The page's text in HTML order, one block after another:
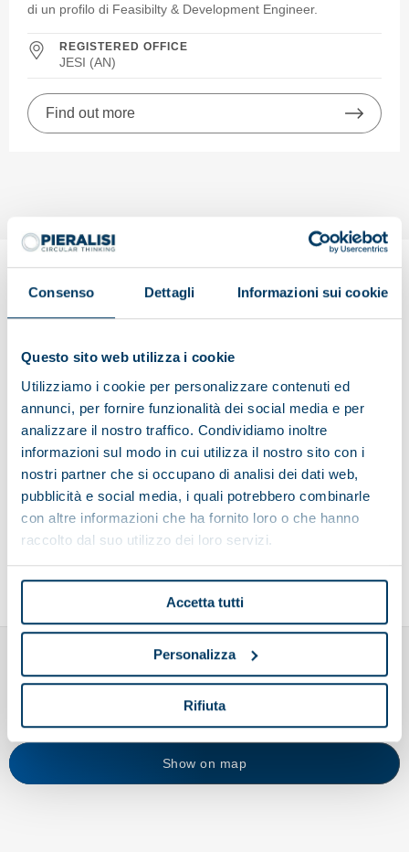
Consenso Dettagli Informazioni sui cookie
Questo sito web utilizza i cookie
Utilizziamo i cookie per personalizzare contenuti ed
annunci, per fornire funzionalità dei social media e per
analizzare il nostro traffico. Condividiamo inoltre
informazioni sul modo in cui utilizza il nostro sito con i
nostri partner che si occupano di analisi dei dati web,
pubblicità e social media, i quali potrebbero combinarle
con altre informazioni che ha fornito loro o che hanno
raccolto dal suo utilizzo dei loro servizi.
Accetta tutti
Personalizza
Rifiuta
di un profilo di Feasibilty & Development Engineer.
REGISTERED OFFICE
JESI (AN)
Find out more
Can’t find a job opportunity that suits your area of
expertise?
Submit your unsolicited application. We’re always happy
to receive interesting applications: we’ll get in touch as
soon as a suitable job opportunity in Pieralisi arises.
Send your CV
Show on map